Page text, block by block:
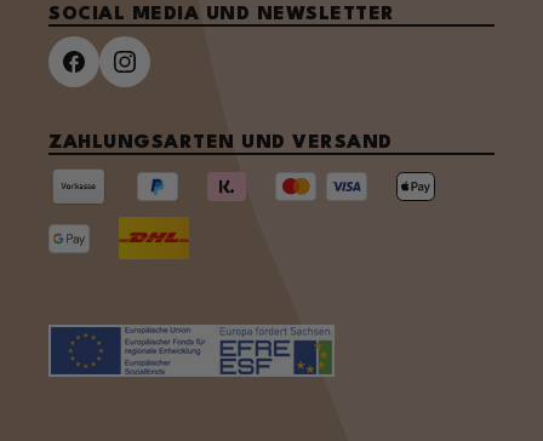
SOCIAL MEDIA UND NEWSLETTER
ZAHLUNGSARTEN UND VERSAND